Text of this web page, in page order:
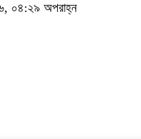
০৪:২৯ অপরাহ্ন